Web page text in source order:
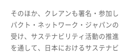
そのほか、クレアンも署名・参加
パクト・ネットワーク・ジャパン
受け、サステナビリティ活動の推
を通して、日本におけるサステナ